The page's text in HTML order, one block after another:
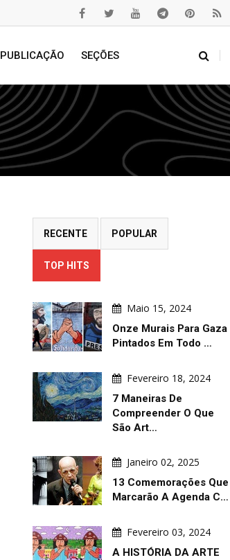
PUBLICAÇÃO SEÇÕES
RECENTE POPULAR
TOP HITS
Maio 15, 2024
Onze Murais Para Gaza
Pintados Em Todo …
Fevereiro 18, 2024
7 Maneiras De
Compreender O Que
São Art…
Janeiro 02, 2025
13 Comemorações Que
Marcarão A Agenda C…
Fevereiro 03, 2024
A HISTÓRIA DA ARTE